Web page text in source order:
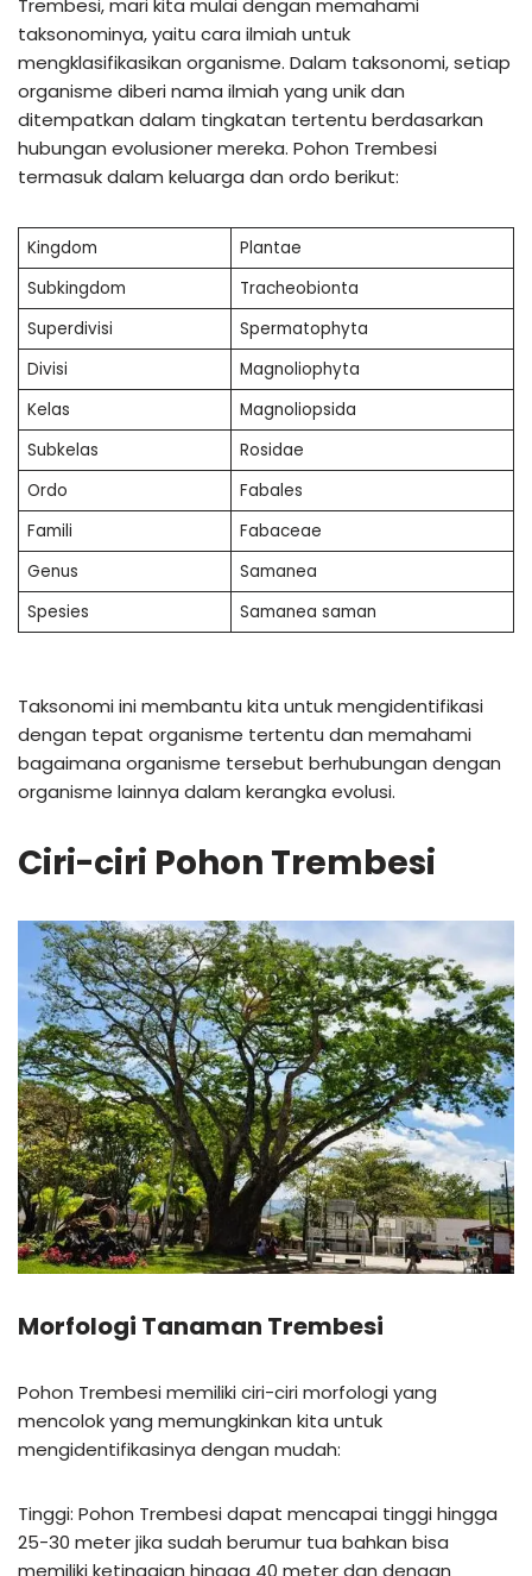
Trembesi, mari kita mulai dengan memahami
taksonominya, yaitu cara ilmiah untuk
mengklasifikasikan organisme. Dalam taksonomi, setiap
organisme diberi nama ilmiah yang unik dan
ditempatkan dalam tingkatan tertentu berdasarkan
hubungan evolusioner mereka. Pohon Trembesi
termasuk dalam keluarga dan ordo berikut:
Kingdom
Plantae
Subkingdom
Tracheobionta
Superdivisi
Spermatophyta
Divisi
Magnoliophyta
Kelas
Magnoliopsida
Subkelas
Rosidae
Ordo
Fabales
Famili
Fabaceae
Genus
Samanea
Spesies
Samanea saman
Taksonomi ini membantu kita untuk mengidentifikasi
dengan tepat organisme tertentu dan memahami
bagaimana organisme tersebut berhubungan dengan
organisme lainnya dalam kerangka evolusi.
Ciri-ciri Pohon Trembesi
Morfologi Tanaman Trembesi
Pohon Trembesi memiliki ciri-ciri morfologi yang
mencolok yang memungkinkan kita untuk
mengidentifikasinya dengan mudah:
Tinggi: Pohon Trembesi dapat mencapai tinggi hingga
25-30 meter jika sudah berumur tua bahkan bisa
memiliki ketinggian hingga 40 meter dan dengan